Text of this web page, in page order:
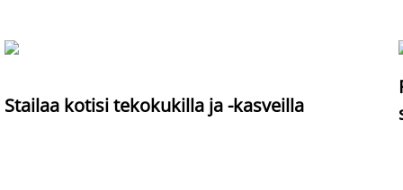
Stailaa kotisi tekokukilla ja -kasveilla